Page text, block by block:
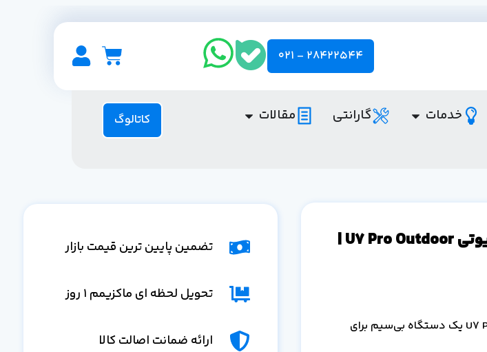
28422544 - 021
خدمات گارانتی
مقالات
کاتالوگ
قیمت اکسس پوینت یوبیکیوتی U7 Pro Outdoor |
اکسس پوینت یوبیکیوتی U7 Pro Outdoor یک دستگاه بی‌سیم برای
تضمین پایین ترین قیمت بازار
تحویل لحظه ای ماکزیمم 1 روز
ارائه ضمانت اصالت کالا